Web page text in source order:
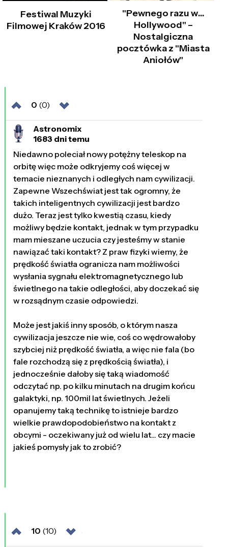
Festiwal Muzyki
Filmowej Kraków 2016
"Pewnego razu w…
Hollywood" –
Nostalgiczna
pocztówka z "Miasta
Aniołów"
0 (0)
Astronomix
1683 dni temu
Niedawno poleciał nowy potężny teleskop na
orbitę więc może odkryjemy coś więcej w
temacie nieznanych i odległych nam cywilizacji.
Zapewne Wszechświat jest tak ogromny, że
takich inteligentnych cywilizacji jest bardzo
dużo. Teraz jest tylko kwestią czasu, kiedy
możliwy będzie kontakt, jednak w tym przypadku
mam mieszane uczucia czy jesteśmy w stanie
nawiązać taki kontakt? Z praw fizyki wiemy, że
prędkość światła ogranicza nam możliwości
wysłania sygnału elektromagnetycznego lub
świetlnego na takie odległości, aby doczekać się
w rozsądnym czasie odpowiedzi.
Może jest jakiś inny sposób, o którym nasza
cywilizacja jeszcze nie wie, coś co wędrowałoby
szybciej niż prędkość światła, a więc nie fala (bo
fale rozchodzą się z prędkością światła), i
jednocześnie dałoby się taką wiadomość
odczytać np. po kilku minutach na drugim końcu
galaktyki, np. 100mil lat świetlnych. Jeżeli
opanujemy taką technikę to istnieje bardzo
wielkie prawdopodobieństwo na kontakt z
obcymi - oczekiwany już od wielu lat... czy macie
jakieś pomysły jak to zrobić?
10 (10)